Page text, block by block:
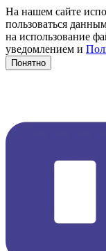
На нашем сайте
пользоваться
на использование
уведомлением и
Понятно